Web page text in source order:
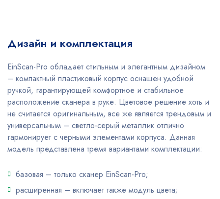
Дизайн и комплектация
EinScan-Pro обладает стильным и элегантным дизайном
– компактный пластиковый корпус оснащен удобной
ручкой, гарантирующей комфортное и стабильное
расположение сканера в руке. Цветовое решение хоть и
не считается оригинальным, все же является трендовым и
универсальным – светло-серый металлик отлично
гармонирует с черными элементами корпуса. Данная
модель представлена тремя вариантами комплектации:
базовая – только сканер EinScan-Pro;
расширенная – включает также модуль цвета;